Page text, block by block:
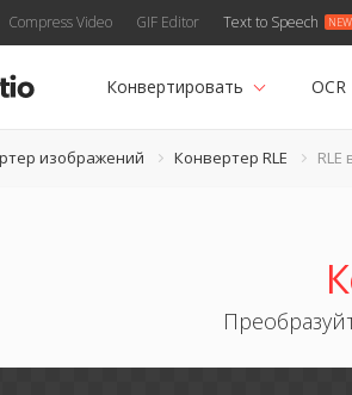
Compress Video GIF Editor Text to Speech
Конвертировать OCR
изображений Конвертер RLE RLE